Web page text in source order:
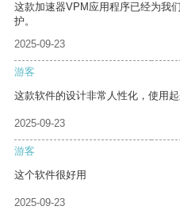
这款加速器VPM应用程序已经为我
护。
2025-09-23
游客
这款软件的设计非常人性化，使用起
2025-09-23
游客
这个软件很好用
2025-09-23